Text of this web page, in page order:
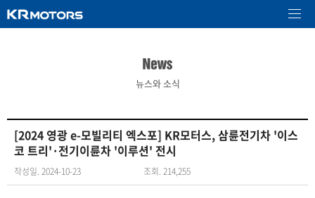
뉴스와 소식
[2024 영광 e-모빌리티 엑스포] KR모터스, 삼륜전기차 '이스
코 트리'·전기이륜차 '이루션' 전시
작성일. 2024-10-23 조회. 214,255